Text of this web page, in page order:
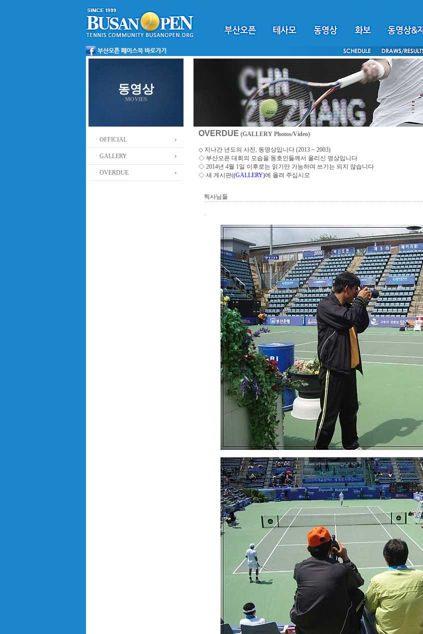
동영상
MOVIES
ㆍOFFICIAL
ㆍGALLERY
ㆍOVERDUE
OVERDUE (GALLERY Photos/Video)
◇ 지나간 년도의 사진, 동영상입니다 (2013 ~ 2003)
◇ 부산오픈 대회의 모습을 동호인들께서 올리신 영상입니다
◇ 2014년 4월 1일 이후로는 읽기만 가능하며 쓰기는 되지 않습니다
◇ 새 게시판((GALLERY)에 올려 주십시오
찍사님들
.